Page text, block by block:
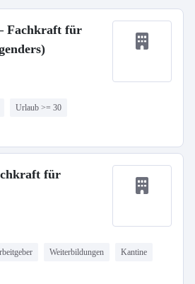
Fachkraft für
Urlaub >= 30
für
Weiterbildungen Kantine